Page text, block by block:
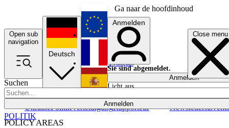
Ga naar de hoofdinhoud
Open sub
navigation
Close menu
Suchen
Anmelden
POLICY AREAS
UkrainePolitikVerteidigungRapporteur NewslettersEvents
Deutsch
English
Français
Anmelden
Sie sind abgemeldet.
Anmelden
Licht aus
POLITIK